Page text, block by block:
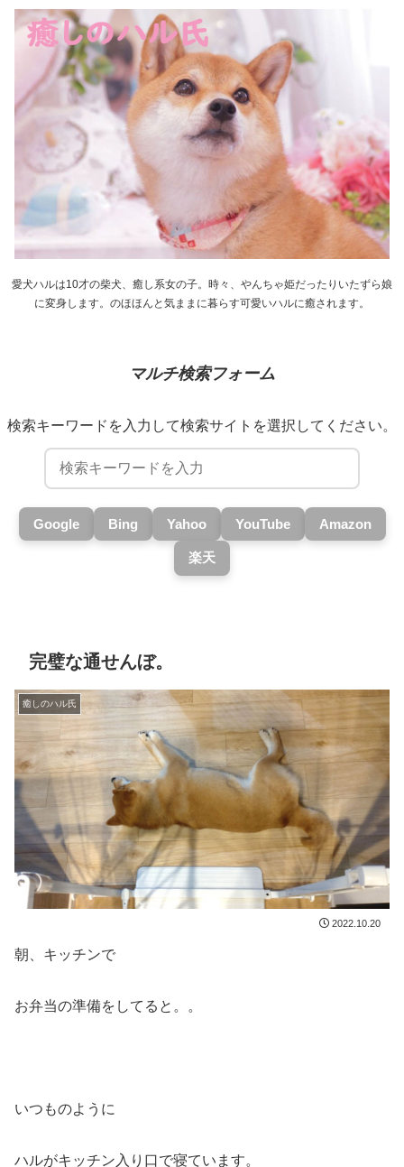
愛犬ハルは10才の柴犬、癒し系女の子。時々、やんちゃ姫だったりいたずら娘
に変身します。のほほんと気ままに暮らす可愛いハルに癒されます。
マルチ検索フォーム
検索キーワードを入力して検索サイトを選択してください。
Google Bing Yahoo YouTube Amazon
楽天
完璧な通せんぼ。
癒しのハル氏
2022.10.20
朝、キッチンで
お弁当の準備をしてると。。
いつものように
ハルがキッチン入り口で寝ています。